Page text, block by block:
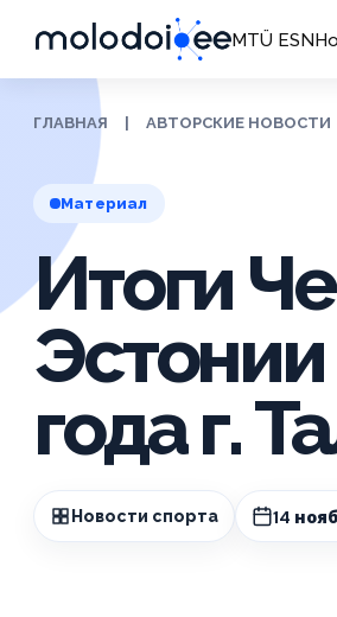
MTÜ ESN
ГЛАВНАЯ АВТОРСКИЕ НОВОСТИ
Материал
Итоги
Эстонии
года г.
Новости спорта 14